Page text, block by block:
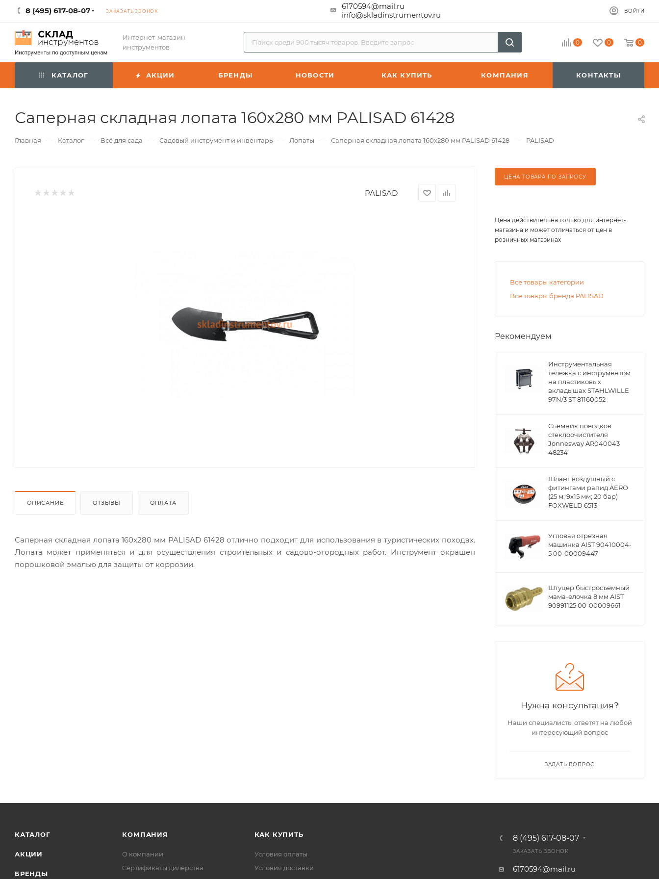
8 (495) 617-08-07 ЗАКАЗАТЬ ЗВОНОК
6170594@mail.ru
info@skladinstrumentov.ru
ВОЙТИ
Интернет-магазин
инструментов
0 0 0
КАТАЛОГ АКЦИИ БРЕНДЫ НОВОСТИ КАК КУПИТЬ КОМПАНИЯ КОНТАКТЫ
Саперная складная лопата 160х280 мм PALISAD 61428
Главная — Каталог — Всё для сада — Садовый инструмент и инвентарь — Лопаты — Саперная складная лопата 160х280 мм PALISAD 61428 — PALISAD
PALISAD
ОПИСАНИЕ ОТЗЫВЫ ОПЛАТА
Саперная складная лопата 160х280 мм PALISAD 61428 отлично подходит для использования в туристических походах.
Лопата может применяться и для осуществления строительных и садово-огородных работ. Инструмент окрашен
порошковой эмалью для защиты от коррозии.
ЦЕНА ТОВАРА ПО ЗАПРОСУ
Цена действительна только для интернет-
магазина и может отличаться от цен в
розничных магазинах
Все товары категории
Все товары бренда PALISAD
Рекомендуем
Инструментальная
тележка с инструментом
на пластиковых
вкладышах STAHLWILLE
97N/3 ST 81160052
Съемник поводков
стеклоочистителя
Jonnesway AR040043
48234
Шланг воздушный с
фитингами рапид AERO
(25 м; 9x15 мм; 20 бар)
FOXWELD 6513
Угловая отрезная
машинка AIST 90410004-
5 00-00009447
Штуцер быстросъемный
мама-елочка 8 мм AIST
90991125 00-00009661
Нужна консультация?
Наши специалисты ответят на любой
интересующий вопрос
ЗАДАТЬ ВОПРОС
КАТАЛОГ
АКЦИИ
БРЕНДЫ
КОМПАНИЯ
О компании
Сертификаты дилерства
КАК КУПИТЬ
Условия оплаты
Условия доставки
8 (495) 617-08-07
ЗАКАЗАТЬ ЗВОНОК
6170594@mail.ru